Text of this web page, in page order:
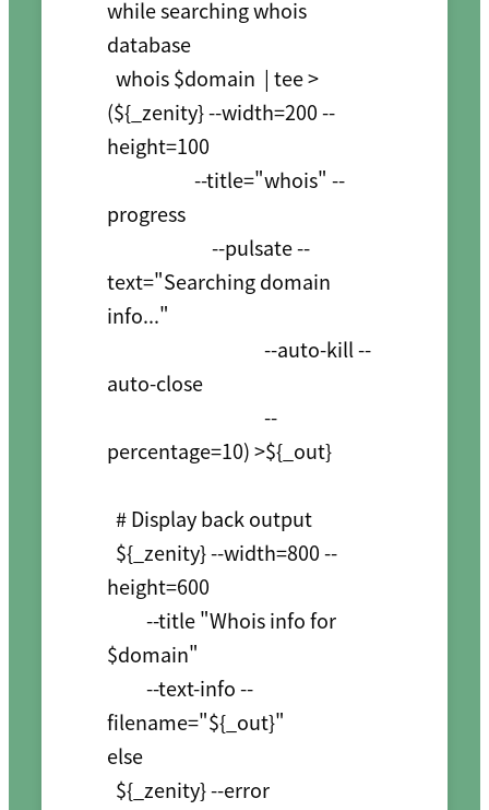
while searching whois
database
(${_zenity} --width=200 --
height=100
progress
text="Searching domain
info..."
auto-close
percentage=10) >${_out}
height=600
$domain"
filename="${_out}"
else